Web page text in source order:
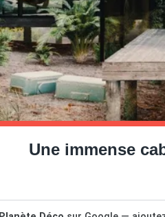
Une immense